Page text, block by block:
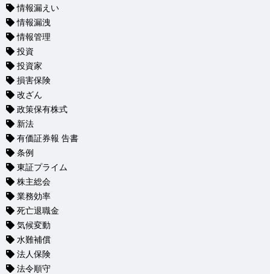
情報漏えい
情報漏洩
情報管理
投資
投資家
損害保険
改ざん
政策保有株式
新法
有価証券報 告書
条例
東証プライム
株主総会
業務効率
死亡退職金
気候変動
水難補償
法人保険
法令順守